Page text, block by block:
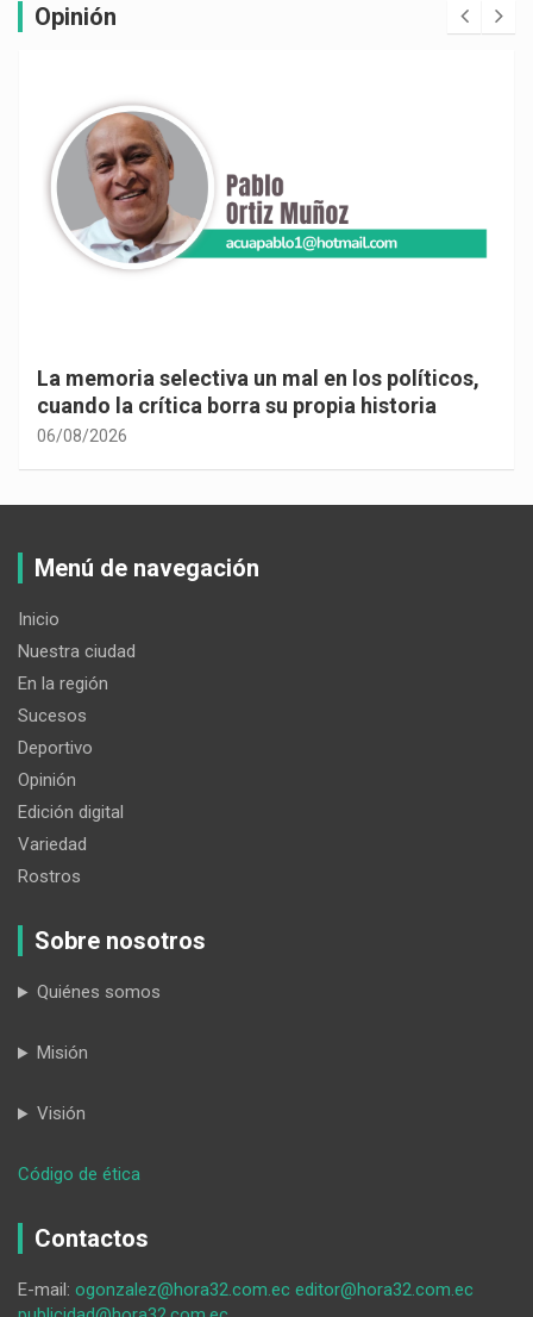
Opinión
La memoria selectiva un mal en los políticos,
cuando la crítica borra su propia historia
06/08/2026
Menú de navegación
Inicio
Nuestra ciudad
En la región
Sucesos
Deportivo
Opinión
Edición digital
Variedad
Rostros
Sobre nosotros
Quiénes somos
Misión
Visión
Código de ética
lo
por
Contactos
E-mail: ogonzalez@hora32.com.ec editor@hora32.com.ec